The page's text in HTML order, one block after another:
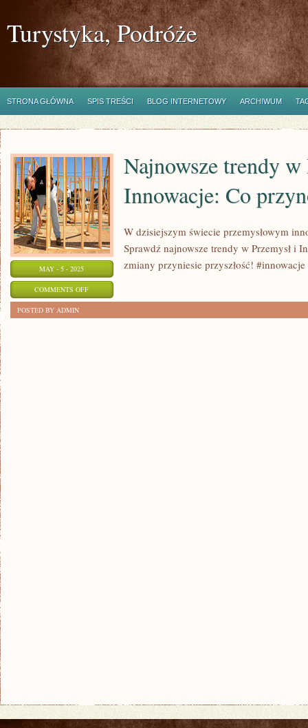
Turystyka, Podróże
STRONA GŁÓWNA SPIS TREŚCI BLOG INTERNETOWY ARCHIWUM
MAY - 5 - 2025
COMMENTS OFFON
Najnowsze trendy w
Innowacje: Co
W dzisiejszym świecie przemysłowym
Sprawdź najnowsze trendy w Przemysł i
zmiany przyniesie przyszłość!
POSTED BY ADMIN